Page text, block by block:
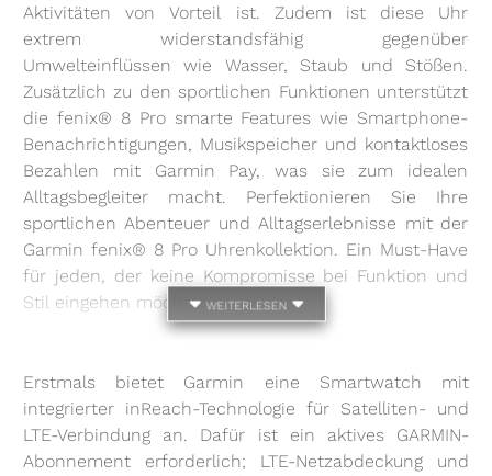
Aktivitäten von Vorteil ist. Zudem ist diese Uhr
extrem widerstandsfähig gegenüber
Umwelteinflüssen wie Wasser, Staub und Stößen.
Zusätzlich zu den sportlichen Funktionen unterstützt
die fenix® 8 Pro smarte Features wie Smartphone-
Benachrichtigungen, Musikspeicher und kontaktloses
Bezahlen mit Garmin Pay, was sie zum idealen
Alltagsbegleiter macht. Perfektionieren Sie Ihre
sportlichen Abenteuer und Alltagserlebnisse mit der
Garmin fenix® 8 Pro Uhrenkollektion. Ein Must-Have
für jeden, der keine Kompromisse bei Funktion und
Stil eingehen möchte.weiterlesen
Erstmals bietet Garmin eine Smartwatch mit
integrierter inReach-Technologie für Satelliten- und
LTE-Verbindung an. Dafür ist ein aktives GARMIN-
Abonnement erforderlich; LTE-Netzabdeckung und